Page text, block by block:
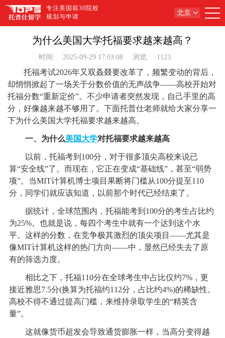
专注美国前30院校
规划与申请
北京
为什么美国大学托福要求越来越高？
时间: 2025-09-29 17:03:08 浏览: 1123
托福考试2026年又双叒叕要改革了，频繁变动的背后，
却悄悄掀起了一场关于分数价值的无声战争——高校开始对
托福分数“重新定价”。不少申请者突然发现，自己手里的高
分，好像越来越不够用了。下面托普仕老师就给大家分享一
下为什么美国大学托福要求越来越高。
一、为什么美国大学对托福要求越来越高
以前，托福考到100分，对于很多顶尖高校来说已
算“安全线”了。而现在，它正在变成“基础线”，甚至“弱势
项”。当MIT计算机博士项目果断将门槛从100分提至110
分，同学们就应该知道，以前那个时代已经结束了。
据统计，全球范围内，托福能考到100分的考生占比约
为25%。也就是说，每四个考生中就有一个达到这个水
平。这样的分数，在竞争极其激烈的顶尖项目——尤其是
像MIT计算机这样的热门方向——中，显然已经失去了原
有的筛选力度。
相比之下，托福110分在全球考生中占比仅约7%，更
接近雅思7.5分(换算为托福约112分，占比约4%)的稀缺性。
高校不得不通过提高门槛，来维持录取学生的“精英含
量”。
这就像货币超发会导致通货膨胀一样，当高分变得越